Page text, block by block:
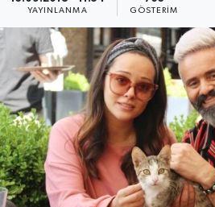
YAYINLANMA GÖSTERIM
KEMERBURGAZ
KÜLTÜR - SANAT
MAGAZİN
ÖZEL HABER
SAĞLIK